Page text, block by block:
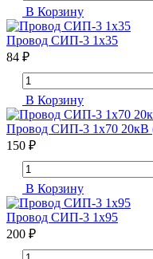
В Корзину
Провод СИП-3 1х35
84 ₽
В Корзину
Провод СИП-3 1х70 20кВ
150 ₽
В Корзину
Провод СИП-3 1х95
200 ₽